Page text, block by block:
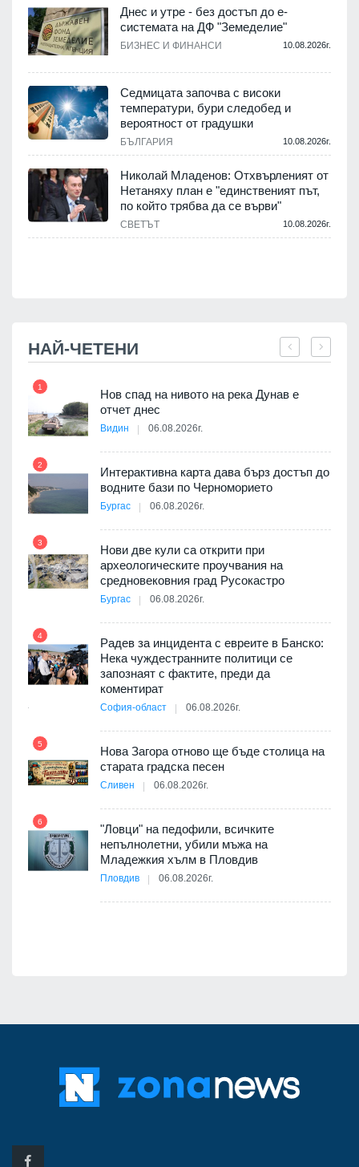
Днес и утре - без достъп до е-
системата на ДФ "Земеделие"
БИЗНЕС И ФИНАНСИ 10.08.2026г.
Седмицата започва с високи
температури, бури следобед и
вероятност от градушки
БЪЛГАРИЯ 10.08.2026г.
Николай Младенов: Отхвърленият от
Нетаняху план е "единственият път,
по който трябва да се върви"
СВЕТЪТ 10.08.2026г.
НАЙ-ЧЕТЕНИ
1
Нов спад на нивото на река Дунав е
отчет днес
Видин 06.08.2026г.
2
Интерактивна карта дава бърз достъп до
водните бази по Черноморието
Бургас 06.08.2026г.
3
Нови две кули са открити при
археологическите проучвания на
средновековния град Русокастро
Бургас 06.08.2026г.
4
Радев за инцидента с евреите в Банско:
Нека чуждестранните политици се
запознаят с фактите, преди да
коментират
София-област 06.08.2026г.
5
Нова Загора отново ще бъде столица на
старата градска песен
Сливен 06.08.2026г.
6
"Ловци" на педофили, всичките
непълнолетни, убили мъжа на
Младежкия хълм в Пловдив
Пловдив 06.08.2026г.